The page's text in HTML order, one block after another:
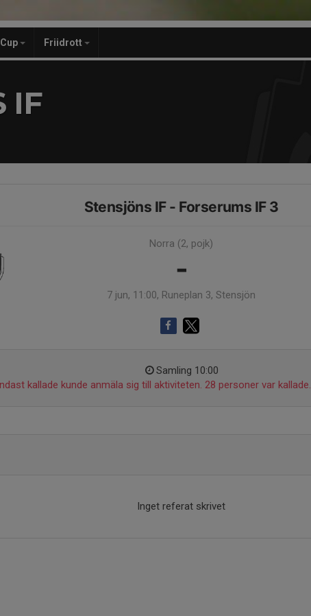
Friidrott
IF
Stensjöns IF - Forserums IF 3
Norra (2, pojk)
-
7 jun, 11:00, Runeplan 3, Stensjön
Samling 10:00
kallade kunde anmäla sig till aktiviteten. 28 personer var kallade.
Inget referat skrivet